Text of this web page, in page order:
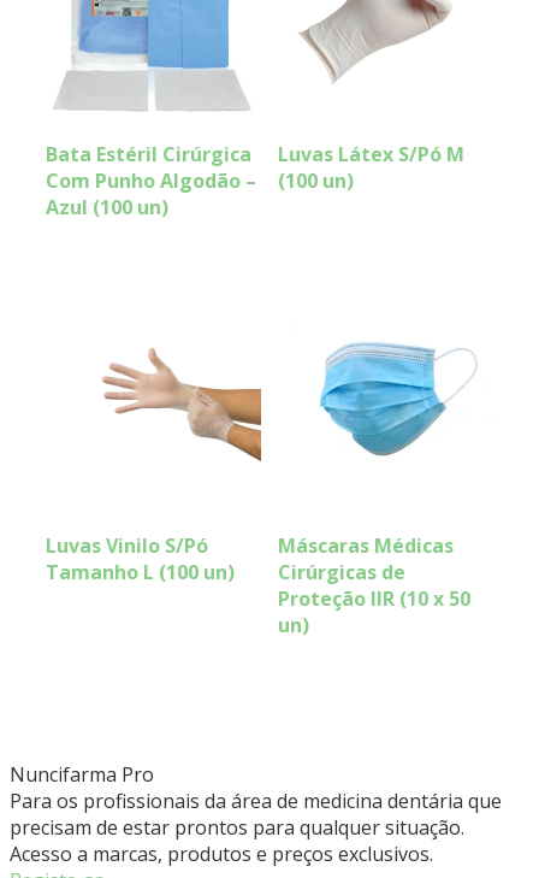
Bata Estéril Cirúrgica
Com Punho Algodão –
Azul (100 un)
Luvas Látex S/Pó M
(100 un)
Luvas Vinilo S/Pó
Tamanho L (100 un)
Máscaras Médicas
Cirúrgicas de
Proteção IIR (10 x 50
un)
Nuncifarma Pro
Para os profissionais da área de medicina dentária que
precisam de estar prontos para qualquer situação.
Acesso a marcas, produtos e preços exclusivos.